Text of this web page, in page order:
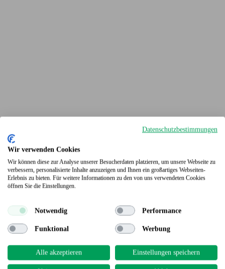
Terrassendielen
Datenschutzbestimmungen
Wir verwenden Cookies
Wir können diese zur Analyse unserer Besucherdaten platzieren, um unsere Webseite zu
verbessern, personalisierte Inhalte anzuzeigen und Ihnen ein großartiges Webseiten-
Erlebnis zu bieten. Für weitere Informationen zu den von uns verwendeten Cookies
öffnen Sie die Einstellungen.
Notwendig Performance
Funktional Werbung
Alle akzeptieren Einstellungen speichern